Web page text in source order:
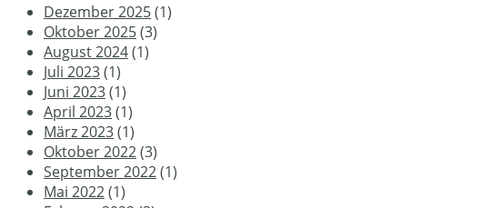
Dezember 2025(1)
Oktober 2025(3)
August 2024(1)
Juli 2023(1)
Juni 2023(1)
April 2023(1)
März 2023(1)
Oktober 2022(3)
September 2022(1)
Mai 2022(1)